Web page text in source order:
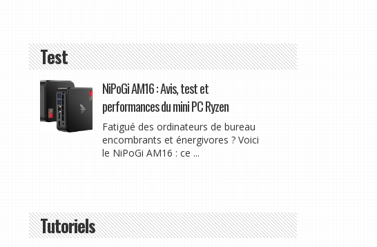
Test
NiPoGi AM16 : Avis, test et
performances du mini PC Ryzen
Fatigué des ordinateurs de bureau
encombrants et énergivores ? Voici
le NiPoGi AM16 : ce ...
Tutoriels